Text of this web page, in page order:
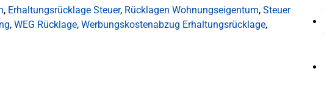
, Erhaltungsrücklage Steuer, Rücklagen Wohnungseigentum, Steuer
, WEG Rücklage, Werbungskostenabzug Erhaltungsrücklage,